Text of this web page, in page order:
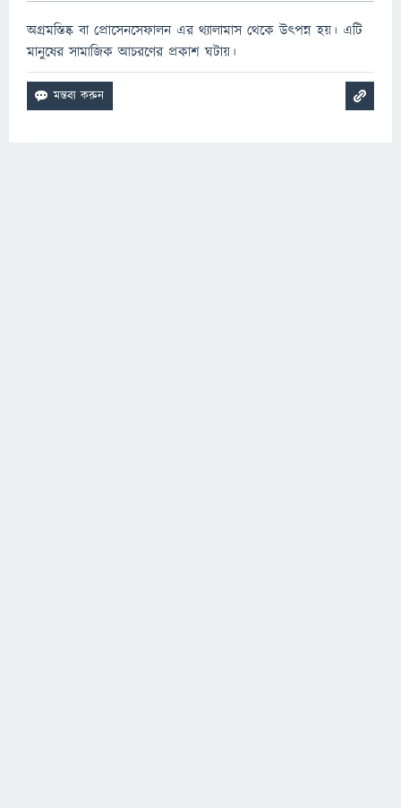
অগ্রমস্তিষ্ক বা প্রোসেনসেফালন এর থ্যালামাস থেকে উৎপন্ন হয়। এটি
মানুষের সামাজিক আচরণের প্রকাশ ঘটায়।